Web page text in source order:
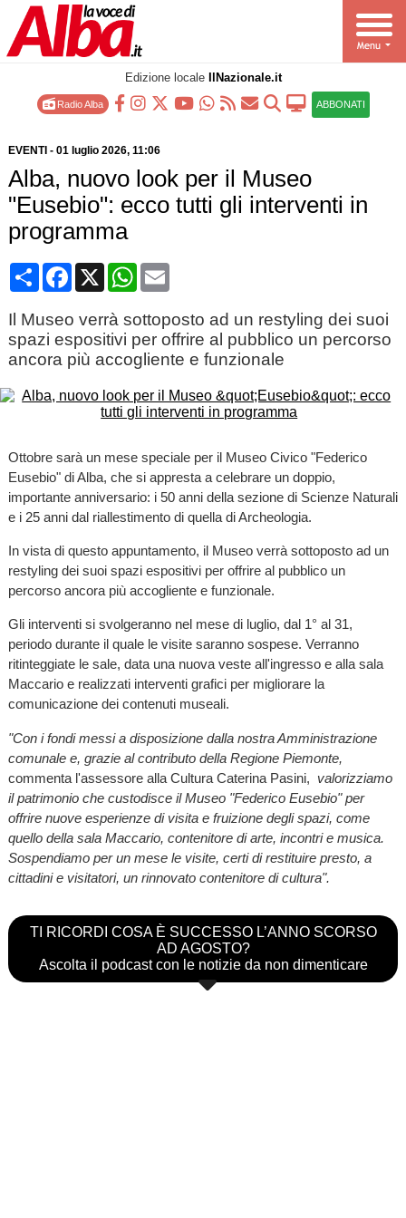
Edizione locale IlNazionale.it
Radio Alba ABBONATI
EVENTI - 01 luglio 2026, 11:06
Alba, nuovo look per il Museo
"Eusebio": ecco tutti gli interventi in
programma
CondividiFacebook
X WhatsApp
Email
Il Museo verrà sottoposto ad un restyling dei suoi
spazi espositivi per offrire al pubblico un percorso
ancora più accogliente e funzionale
Ottobre sarà un mese speciale per il Museo Civico "Federico
Eusebio" di Alba, che si appresta a celebrare un doppio,
importante anniversario: i 50 anni della sezione di Scienze Naturali
e i 25 anni dal riallestimento di quella di Archeologia.
In vista di questo appuntamento, il Museo verrà sottoposto ad un
restyling dei suoi spazi espositivi per offrire al pubblico un
percorso ancora più accogliente e funzionale.
Gli interventi si svolgeranno nel mese di luglio, dal 1° al 31,
periodo durante il quale le visite saranno sospese. Verranno
ritinteggiate le sale, data una nuova veste all'ingresso e alla sala
Maccario e realizzati interventi grafici per migliorare la
comunicazione dei contenuti museali.
"Con i fondi messi a disposizione dalla nostra Amministrazione
comunale e, grazie al contributo della Regione Piemonte,
commenta l'assessore alla Cultura Caterina Pasini, valorizziamo
il patrimonio che custodisce il Museo "Federico Eusebio" per
offrire nuove esperienze di visita e fruizione degli spazi, come
quello della sala Maccario, contenitore di arte, incontri e musica.
Sospendiamo per un mese le visite, certi di restituire presto, a
cittadini e visitatori, un rinnovato contenitore di cultura".
TI RICORDI COSA È SUCCESSO L’ANNO SCORSO
AD AGOSTO?
Ascolta il podcast con le notizie da non dimenticare